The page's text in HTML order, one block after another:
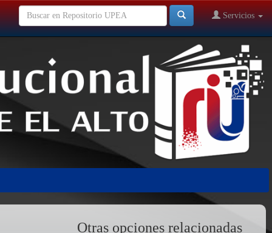
Servicios
Otras opciones relacionadas